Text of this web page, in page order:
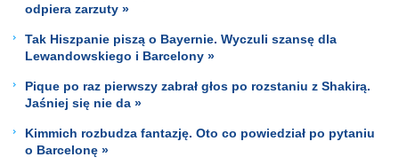
odpiera zarzuty »
Tak Hiszpanie piszą o Bayernie. Wyczuli szansę dla
Lewandowskiego i Barcelony »
Pique po raz pierwszy zabrał głos po rozstaniu z Shakirą.
Jaśniej się nie da »
Kimmich rozbudza fantazję. Oto co powiedział po pytaniu
o Barcelonę »